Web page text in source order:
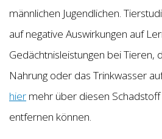
männlichen Jugendlichen.
auf negative Auswirkungen auf
Gedächtnisleistungen bei Tieren,
Nahrung oder das Trinkwasser
hier mehr über diesen Schadstoff
entfernen können.